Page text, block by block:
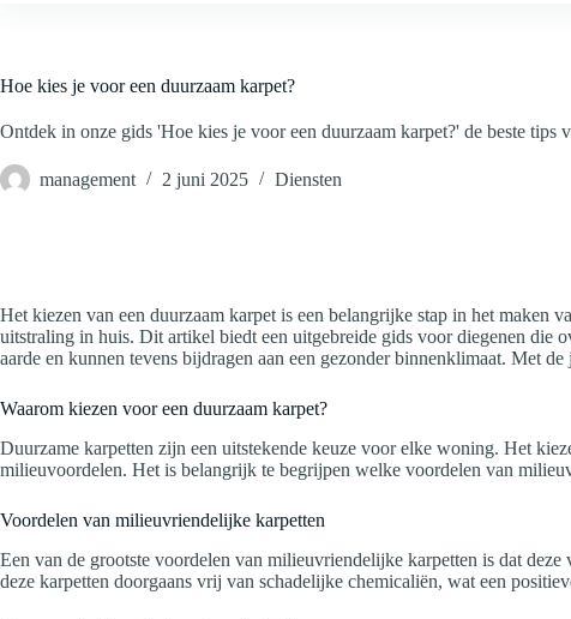
Hoe kies je voor een duurzaam karpet?
Ontdek in onze gids 'Hoe kies je voor een duurzaam karpet?' de beste
management 2 juni 2025 Diensten
Het kiezen van een duurzaam karpet is een belangrijke stap in het maken
uitstraling in huis. Dit artikel biedt een uitgebreide gids voor diegenen die
aarde en kunnen tevens bijdragen aan een gezonder binnenklimaat. Met
Waarom kiezen voor een duurzaam karpet?
Duurzame karpetten zijn een uitstekende keuze voor elke woning. Het
milieuvoordelen. Het is belangrijk te begrijpen welke voordelen van
Voordelen van milieuvriendelijke karpetten
Een van de grootste voordelen van milieuvriendelijke karpetten is dat
deze karpetten doorgaans vrij van schadelijke chemicaliën, wat een